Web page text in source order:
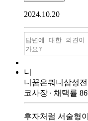
2024.10.20
니
니꿈은뭐니 삼성전
코사장 ∙ 채택률 86
후자처럼 서술형